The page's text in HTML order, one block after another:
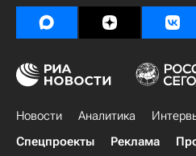
Новости Аналитика
Спецпроекты
Реклама